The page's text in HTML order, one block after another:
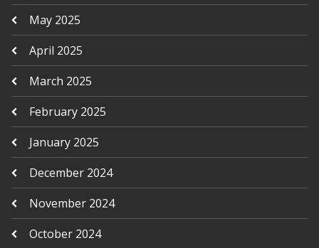
May 2025
April 2025
March 2025
February 2025
January 2025
December 2024
November 2024
October 2024